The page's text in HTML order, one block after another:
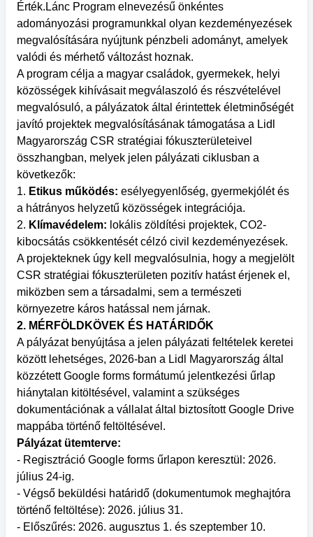
Érték.Lánc Program elnevezésű önkéntes
adományozási programunkkal olyan kezdeményezések
megvalósítására nyújtunk pénzbeli adományt, amelyek
valódi és mérhető változást hoznak.
A program célja a magyar családok, gyermekek, helyi
közösségek kihívásait megválaszoló és részvételével
megvalósuló, a pályázatok által érintettek életminőségét
javító projektek megvalósításának támogatása a Lidl
Magyarország CSR stratégiai fókuszterületeivel
összhangban, melyek jelen pályázati ciklusban a
következők:
1. Etikus működés: esélyegyenlőség, gyermekjólét és
a hátrányos helyzetű közösségek integrációja.
2. Klímavédelem: lokális zöldítési projektek, CO2-
kibocsátás csökkentését célzó civil kezdeményezések.
A projekteknek úgy kell megvalósulnia, hogy a megjelölt
CSR stratégiai fókuszterületen pozitív hatást érjenek el,
miközben sem a társadalmi, sem a természeti
környezetre káros hatással nem járnak.
2. MÉRFÖLDKÖVEK ÉS HATÁRIDŐK
A pályázat benyújtása a jelen pályázati feltételek keretei
között lehetséges, 2026-ban a Lidl Magyarország által
közzétett Google forms formátumú jelentkezési űrlap
hiánytalan kitöltésével, valamint a szükséges
dokumentációnak a vállalat által biztosított Google Drive
mappába történő feltöltésével.
Pályázat ütemterve:
- Regisztráció Google forms űrlapon keresztül: 2026.
július 24-ig.
- Végső beküldési határidő (dokumentumok meghajtóra
történő feltöltése): 2026. július 31.
- Előszűrés: 2026. augusztus 1. és szeptember 10.